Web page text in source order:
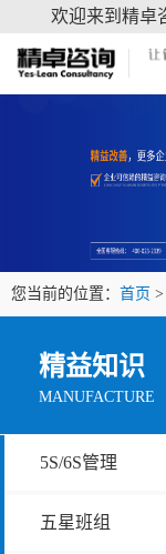
欢迎来到精卓
您当前的位置： 首页 >
精益知识
MANUFACTURE
5S/6S管理
五星班组